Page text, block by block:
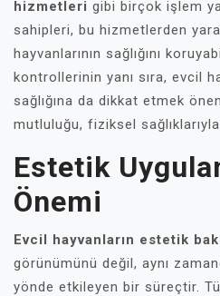
hizmetleri gibi birçok işlem
sahipleri, bu hizmetlerden
hayvanlarının sağlığını
kontrollerinin yanı sıra, evcil
sağlığına da dikkat etmek
mutluluğu, fiziksel sağlıklarıyla
Estetik
Önemi
Evcil hayvanların estetik
görünümünü değil, aynı
yönde etkileyen bir süreçtir.